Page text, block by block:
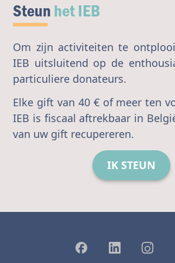
Steunhet IEB
Om zijn activiteiten te
IEB uitsluitend op de
particuliere donateurs.
Elke gift van 40 € of meer ten
IEB is fiscaal aftrekbaar in
van uw gift recupereren.
IK STEUN